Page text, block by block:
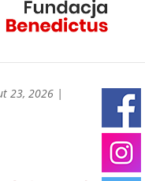
23, 2026|